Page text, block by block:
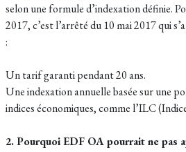
selon une formule d’indexation définie.
2017, c’est l’arrêté du 10 mai 2017 qui
:
Un tarif garanti pendant 20 ans.
Une indexation annuelle basée sur une
indices économiques, comme l’ILC
2. Pourquoi EDF OA pourrait ne pas